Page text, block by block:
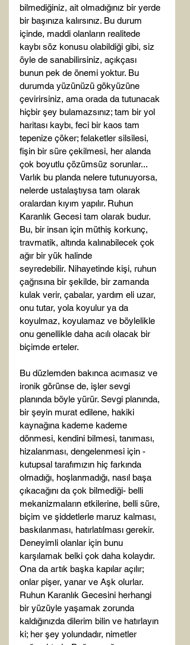
bilmediğiniz, ait olmadığınız bir yerde
bir başınıza kalırsınız. Bu durum
içinde, maddi olanların realitede
kaybı söz konusu olabildiği gibi, siz
öyle de sanabilirsiniz, açıkçası
bunun pek de önemi yoktur. Bu
durumda yüzünüzü gökyüzüne
çevirirsiniz, ama orada da tutunacak
hiçbir şey bulamazsınız; tam bir yol
haritası kaybı, feci bir kaos tam
tepenize çöker; felaketler silsilesi,
fişin bir süre çekilmesi, her alanda
çok boyutlu çözümsüz sorunlar...
Varlık bu planda nelere tutunuyorsa,
nelerde ustalaştıysa tam olarak
oralardan kıyım yapılır. Ruhun
Karanlık Gecesi tam olarak budur.
Bu, bir insan için müthiş korkunç,
travmatik, altında kalınabilecek çok
ağır bir yük halinde
seyredebilir. Nihayetinde kişi, ruhun
çağrısına bir şekilde, bir zamanda
kulak verir, çabalar, yardım eli uzar,
onu tutar, yola koyulur ya da
koyulmaz, koyulamaz ve böylelikle
onu genellikle daha acılı olacak bir
biçimde erteler.
Bu düzlemden bakınca acımasız ve
ironik görünse de, işler sevgi
planında böyle yürür. Sevgi planında,
bir şeyin murat edilene, hakiki
kaynağına kademe kademe
dönmesi, kendini bilmesi, tanıması,
hizalanması, dengelenmesi için -
kutupsal tarafımızın hiç farkında
olmadığı, hoşlanmadığı, nasıl başa
çıkacağını da çok bilmediği- belli
mekanizmaların etkilerine, belli süre,
biçim ve şiddetlerle maruz kalması,
baskılanması, hatırlatılması gerekir.
Deneyimli olanlar için bunu
karşılamak belki çok daha kolaydır.
Ona da artık başka kapılar açılır;
onlar pişer, yanar ve Aşk olurlar.
Ruhun Karanlık Gecesini herhangi
bir yüzüyle yaşamak zorunda
kaldığınızda dilerim bilin ve hatırlayın
ki; her şey yolundadır, nimetler